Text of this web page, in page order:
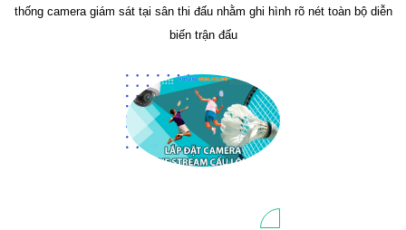
thống camera giám sát tại sân thi đấu nhằm ghi hình rõ nét toàn bộ diễn
biến trận đấu